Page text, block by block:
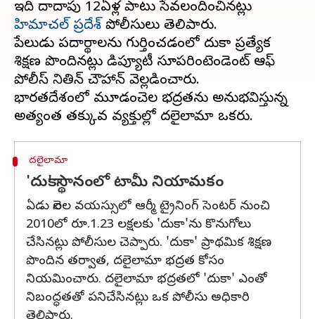
ఇది దాదాపు 12ఏళ్ల పాటు సేవలందించినట్లు
హిమాచల్ ప్రదేశ్ పోలీసులు తెలిపారు.
పేలుడు పదార్థాలను గుర్తించడంలో దుకా ప్రత్యేక
శిక్షణ పొందినట్లు డిప్యూటీ సూపరింటెండెంట్ ఆఫ్
పోలీస్ నితిన్ చౌహాన్ వెల్లడించారు.
భారతదేశంలో మూడంచెల భద్రతను అనుభవిస్తున్న
దలైలామా
'దుకా' స్థానంలో టామీ నియామకం
ఏడు నెలల వయస్సులో ఆర్మీ ట్రైనింగ్ సెంటర్ నుంచి
2010లో రూ.1.23 లక్షలకు 'దుకా'ను కొనుగోలు
చేసినట్లు పోలీసుల చెప్పారు. 'దుకా' ప్రాథమిక శిక్షణ
పొందిన తర్వాత, దలైలామా భద్రత కోసం
నియమించారు. దలైలామా భద్రతలో 'దుకా' ఎంతో
నిబంద్ధతతో పనిచేసినట్లు ఒక పోలీసు అధికారి